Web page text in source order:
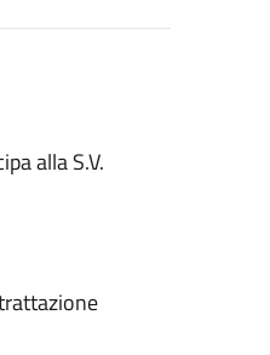
alla S.V.